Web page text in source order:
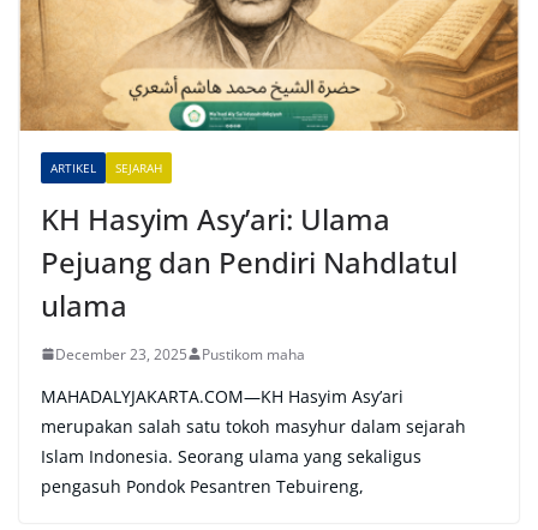
t
v
ARTIKEL SEJARAH
KH Hasyim Asy’ari: Ulama
Pejuang dan Pendiri Nahdlatul
ulama
December 23, 2025 Pustikom maha
MAHADALYJAKARTA.COM—KH Hasyim Asy’ari
merupakan salah satu tokoh masyhur dalam sejarah
Islam Indonesia. Seorang ulama yang sekaligus
pengasuh Pondok Pesantren Tebuireng,